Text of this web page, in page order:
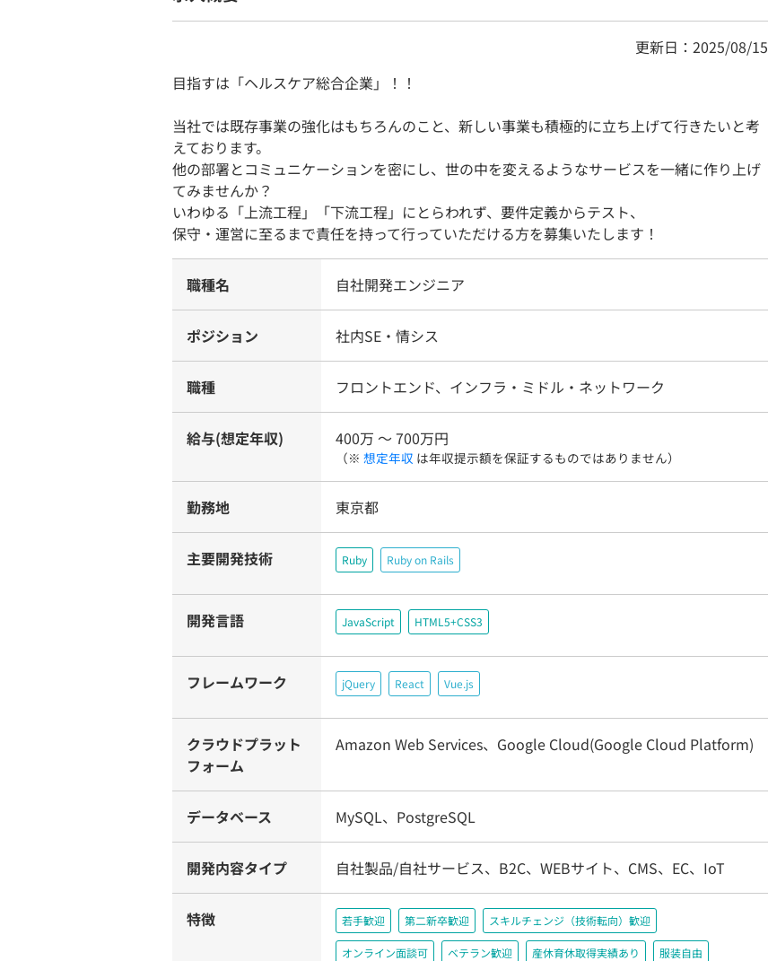
更新日：2025/08/15
目指すは「ヘルスケア総合企業」！！
当社では既存事業の強化はもちろんのこと、新しい事業も積極的に立ち上げて行きたいと考
えております。
他の部署とコミュニケーションを密にし、世の中を変えるようなサービスを一緒に作り上げ
てみませんか？
いわゆる「上流工程」「下流工程」にとらわれず、要件定義からテスト、
保守・運営に至るまで責任を持って行っていただける方を募集いたします！
職種名 自社開発エンジニア
ポジション 社内SE・情シス
職種 フロントエンド、インフラ・ミドル・ネットワーク
給与(想定年収) 400万 〜 700万円
（※ 想定年収 は年収提示額を保証するものではありません）
勤務地 東京都
主要開発技術 Ruby Ruby on Rails
開発言語 JavaScript HTML5+CSS3
フレームワーク jQuery React Vue.js
クラウドプラット
フォーム
Amazon Web Services、Google Cloud(Google Cloud Platform)
データベース MySQL、PostgreSQL
開発内容タイプ 自社製品/自社サービス、B2C、WEBサイト、CMS、EC、IoT
特徴 若手歓迎 第二新卒歓迎 スキルチェンジ（技術転向）歓迎
オンライン面談可 ベテラン歓迎 産休育休取得実績あり 服装自由